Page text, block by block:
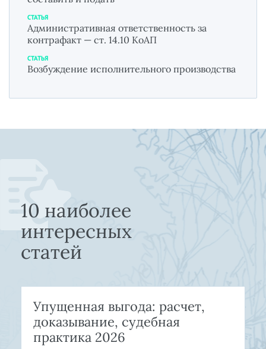
СТАТЬЯ
Административная ответственность за
контрафакт — ст. 14.10 КоАП
СТАТЬЯ
Возбуждение исполнительного производства
10 наиболее
интересных
статей
Упущенная выгода: расчет,
доказывание, судебная
практика 2026